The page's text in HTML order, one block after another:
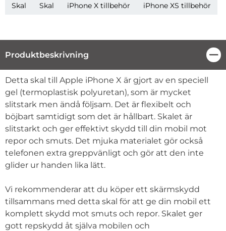
Skal Skal iPhone X tillbehör iPhone XS tillbehör
Produktbeskrivning
Produktbeskrivning
Detta skal till Apple iPhone X är gjort av en speciell
gel (termoplastisk polyuretan), som är mycket
slitstark men ändå följsam. Det är flexibelt och
böjbart samtidigt som det är hållbart. Skalet är
slitstarkt och ger effektivt skydd till din mobil mot
repor och smuts. Det mjuka materialet gör också
telefonen extra greppvänligt och gör att den inte
glider ur handen lika lätt.
Vi rekommenderar att du köper ett skärmskydd
tillsammans med detta skal för att ge din mobil ett
komplett skydd mot smuts och repor. Skalet ger
gott repskydd åt själva mobilen och